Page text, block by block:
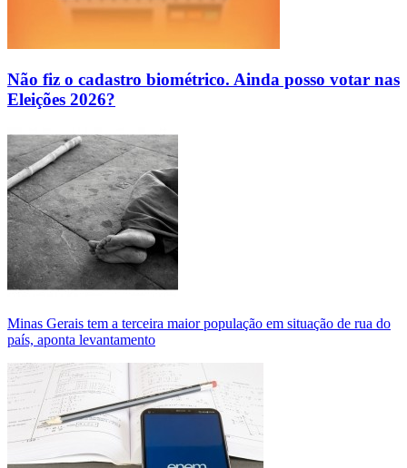
Não fiz o cadastro biométrico. Ainda posso votar nas
Eleições 2026?
Minas Gerais tem a terceira maior população em situação de rua do
país, aponta levantamento